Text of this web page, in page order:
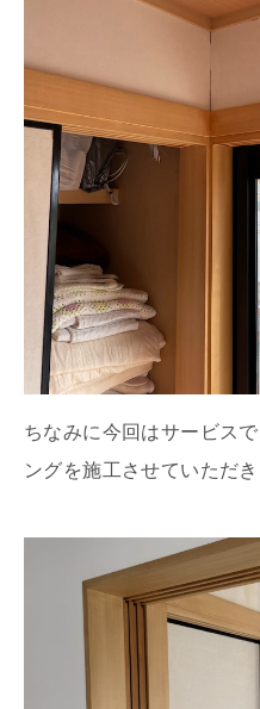
ちなみに今回はサービス
ングを施工させていただき